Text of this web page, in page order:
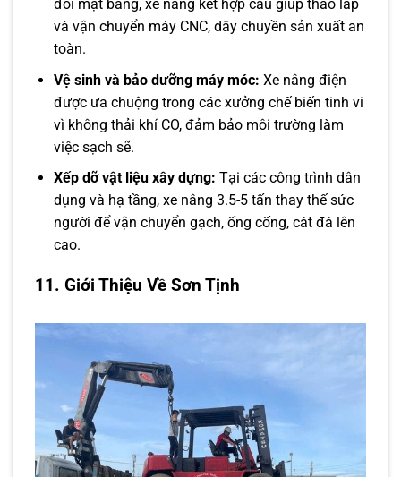
đổi mặt bằng, xe nâng kết hợp cẩu giúp tháo lắp
và vận chuyển máy CNC, dây chuyền sản xuất an
toàn.
Vệ sinh và bảo dưỡng máy móc: Xe nâng điện
được ưa chuộng trong các xưởng chế biến tinh vi
vì không thải khí CO, đảm bảo môi trường làm
việc sạch sẽ.
Xếp dỡ vật liệu xây dựng: Tại các công trình dân
dụng và hạ tầng, xe nâng 3.5-5 tấn thay thế sức
người để vận chuyển gạch, ống cống, cát đá lên
cao.
11. Giới Thiệu Về Sơn Tịnh